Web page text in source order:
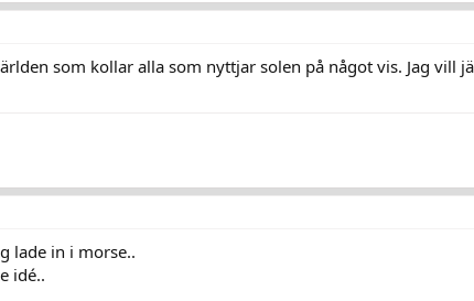
som kollar alla som nyttjar solen på något vis. Jag vill
lade in i morse..
idé..